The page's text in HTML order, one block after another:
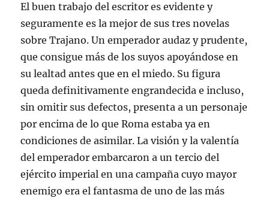
El buen trabajo del escritor es evidente y
seguramente es la mejor de sus tres novelas
sobre Trajano. Un emperador audaz y prudente,
que consigue más de los suyos apoyándose en
su lealtad antes que en el miedo. Su figura
queda definitivamente engrandecida e incluso,
sin omitir sus defectos, presenta a un personaje
por encima de lo que Roma estaba ya en
condiciones de asimilar. La visión y la valentía
del emperador embarcaron a un tercio del
ejército imperial en una campaña cuyo mayor
enemigo era el fantasma de uno de las más